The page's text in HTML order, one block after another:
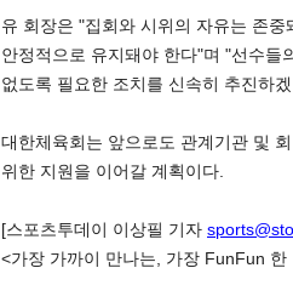
인
유 회장은 "집회와 시위의 자유는 존
안정적으로 유지돼야 한다"며 "선수들
없도록 필요한 조치를 신속히 추진하
대한체육회는 앞으로도 관계기관 및
위한 지원을 이어갈 계획이다.
[스포츠투데이 이상필 기자
<가장 가까이 만나는, 가장 FunFun